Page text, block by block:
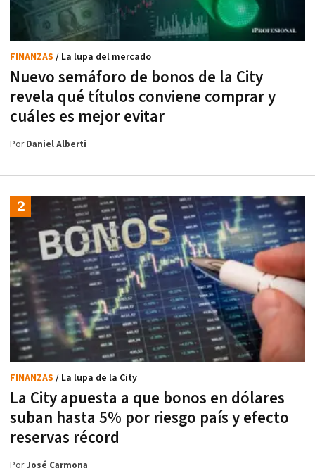
Nuevo semáforo de bonos de la City
revela qué títulos conviene comprar y
cuáles es mejor evitar
FINANZAS / La lupa del mercado
PorDaniel Alberti
La City apuesta a que bonos en dólares
suban hasta 5% por riesgo país y efecto
reservas récord
FINANZAS / La lupa de la City
PorJosé Carmona